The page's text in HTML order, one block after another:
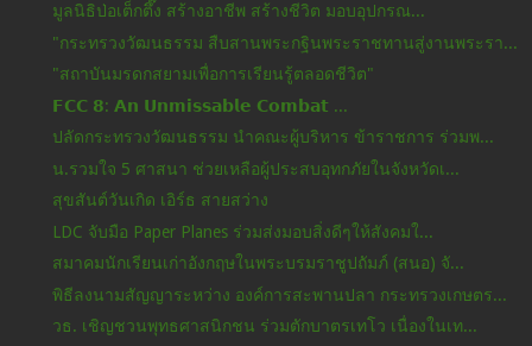
มูลนิธิป่อเต็กตึ๊ง สร้างอาชีพ สร้างชีวิต มอบอุปกรณ...
"กระทรวงวัฒนธรรม สืบสานพระกฐินพระราชทานสู่งานพระรา...
"สถาบันมรดกสยามเพื่อการเรียนรู้ตลอดชีวิต"
𝗙𝗖𝗖 𝟴: 𝗔𝗻 𝗨𝗻𝗺𝗶𝘀𝘀𝗮𝗯𝗹𝗲 𝗖𝗼𝗺𝗯𝗮𝘁 ...
ปลัดกระทรวงวัฒนธรรม นำคณะผู้บริหาร ข้าราชการ ร่วมพ...
น.รวมใจ 5 ศาสนา ช่วยเหลือผู้ประสบอุทกภัยในจังหวัดเ...
สุขสันต์วันเกิด เอิร์ธ สายสว่าง
LDC จับมือ Paper Planes ร่วมส่งมอบสิ่งดีๆให้สังคมใ...
สมาคมนักเรียนเก่าอังกฤษในพระบรมราชูปถัมภ์ (สนอ) จั...
พิธีลงนามสัญญาระหว่าง องค์การสะพานปลา กระทรวงเกษตร...
วธ. เชิญชวนพุทธศาสนิกชน ร่วมตักบาตรเทโว เนื่องในเท...